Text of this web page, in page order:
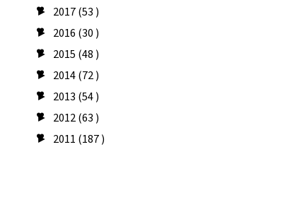
► 2017(53 )
► 2016 (30 )
► 2015 (48 )
► 2014(72 )
► 2013 (54 )
► 2012(63 )
► 2011 (187 )